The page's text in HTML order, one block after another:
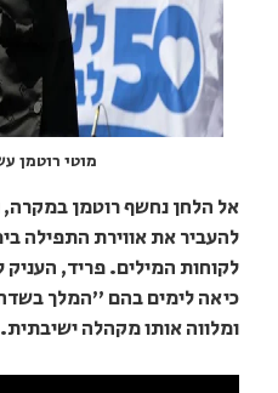
מוטי רוטמן
אל הלחן נחשף רוטמן במקרה,
להעביר את אווירת התפילה
לקוחות המילים. פריד,
כיאה לימים בהם "המלך
ומלווה אותו מקהלה ישיבתית.